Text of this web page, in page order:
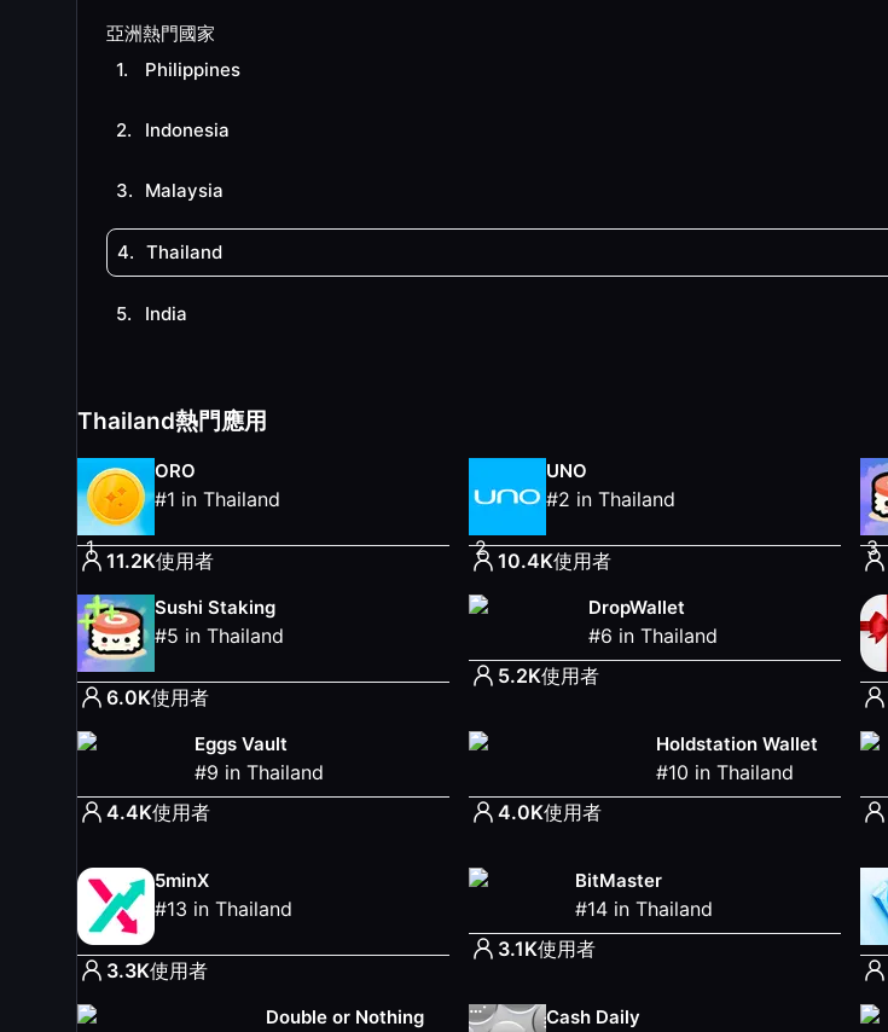
亞洲熱門國家
1. Philippines
2. Indonesia
3. Malaysia
4. Thailand
5. India
Thailand熱門應用
1
ORO
#1 in Thailand
11.2K使用者
2
UNO
#2 in Thailand
10.4K使用者
3
Sushi Staking
#5 in Thailand
6.0K使用者
DropWallet
#6 in Thailand
5.2K使用者
Eggs Vault
#9 in Thailand
4.4K使用者
Holdstation Wallet
#10 in Thailand
4.0K使用者
5minX
#13 in Thailand
3.3K使用者
BitMaster
#14 in Thailand
3.1K使用者
Double or Nothing Cash Daily